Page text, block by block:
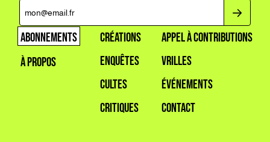
ABONNEMENTS
À PROPOS
CRÉATIONS
ENQUÊTES
CULTES
CRITIQUES
APPEL À CONTRIBUTIONS
VRILLES
ÉVÉNEMENTS
CONTACT